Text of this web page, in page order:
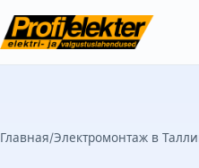
Главная/Электромонтаж в